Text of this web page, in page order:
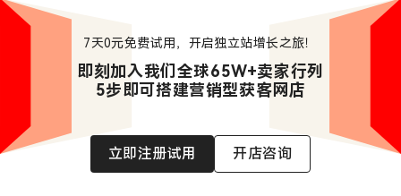
7天0元免费试用，开启独立站增长之旅！
即刻加入我们全球65W+卖家行列
5步即可搭建营销型获客网店
立即注册试用 开店咨询